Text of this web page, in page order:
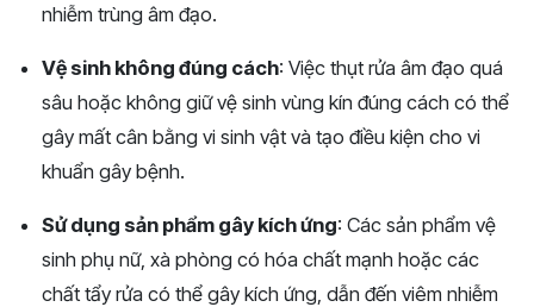
nhiễm trùng âm đạo​.
Vệ sinh không đúng cách: Việc thụt rửa âm đạo quá
sâu hoặc không giữ vệ sinh vùng kín đúng cách có thể
gây mất cân bằng vi sinh vật và tạo điều kiện cho vi
khuẩn gây bệnh​​.
Sử dụng sản phẩm gây kích ứng: Các sản phẩm vệ
sinh phụ nữ, xà phòng có hóa chất mạnh hoặc các
chất tẩy rửa có thể gây kích ứng, dẫn đến viêm nhiễm